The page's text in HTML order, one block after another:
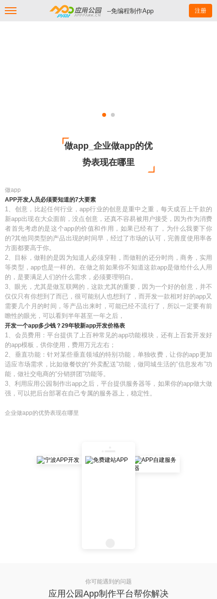
--免编程制作App 注册
做app_企业做app的优
势表现在哪里
做app
APP开发人员必须要知道的7大要素
1、创意，比起任何行业，app行业的创意是重中之重，每天成百上千款的
新app出现在大众面前，没点创意，还真不容易被用户接受，因为作为消费
者首先考虑的是这个app的价值和作用，如果已经有了，为什么我要下你
的?其他同类型的产品出现的时间早，经过了市场的认可，完善度使用率各
方面都要高于你。
2、目标，做鞋的是因为知道人必须穿鞋，而做鞋的还分时尚，商务，实用
等类型，app也是一样的。在做之前如果你不知道这款app是做给什么人用
的，是要满足人们的什么需求，必须要理明白。
3、眼光，尤其是做互联网的，这款尤其的重要，因为一个好的创意，并不
仅仅只有你想到了而已，很可能别人也想到了，而开发一款相对好的app又
需要几个月的时间，等产品出来时，可能已经不流行了，所以一定要有前
瞻性的眼光，可以看到半年甚至一年之后，
开发一个app多少钱？29年较新app开发价格表
1、会员费用：平台提供了上百种常见的app功能模块，还有上百套开发好
的app模板，供你使用，费用万元左右；
2、垂直功能：针对某些垂直领域的特别功能，单独收费，让你的app更加
适应市场需求，比如做餐饮的“外卖配送”功能，做同城生活的“信息发布”功
能，做社交电商的“分销拼团”功能等。
3、利用应用公园制作出app之后，平台提供服务器等，如果你的app做大做
强，可以把后台部署在自己专属的服务器上，稳定性。
企业做app的优势表现在哪里
你可能遇到的问题
应用公园App制作平台帮你解决